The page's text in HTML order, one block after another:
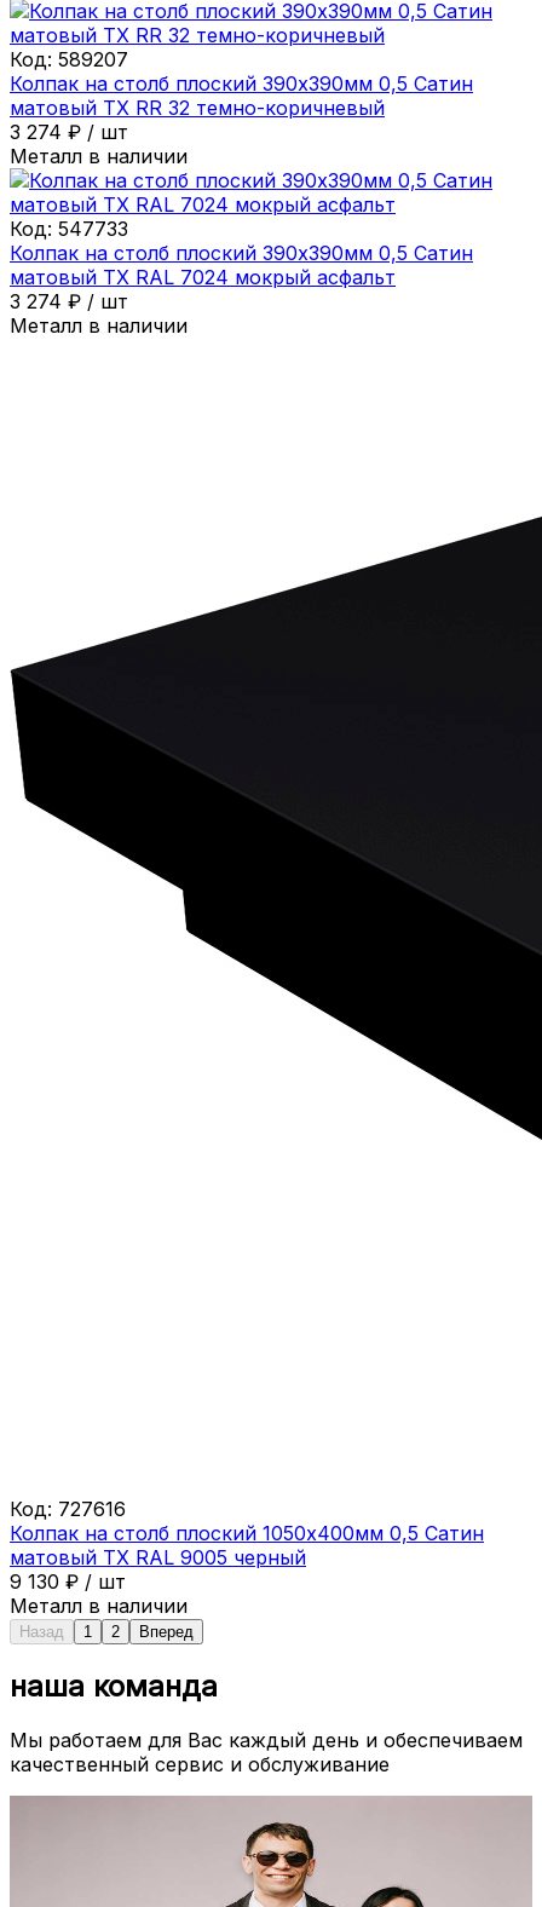
Код: 589207
Колпак на столб плоский 390х390мм 0,5 Сатин
матовый ТХ RR 32 темно-коричневый
3 274 ₽ / шт
Металл в наличии
Код: 547733
Колпак на столб плоский 390х390мм 0,5 Сатин
матовый ТХ RAL 7024 мокрый асфальт
3 274 ₽ / шт
Металл в наличии
Код: 727616
Колпак на столб плоский 1050х400мм 0,5 Сатин
матовый ТХ RAL 9005 черный
9 130 ₽ / шт
Металл в наличии
Назад 1 2 Вперед
наша команда
Мы работаем для Вас каждый день и обеспечиваем
качественный сервис и обслуживание